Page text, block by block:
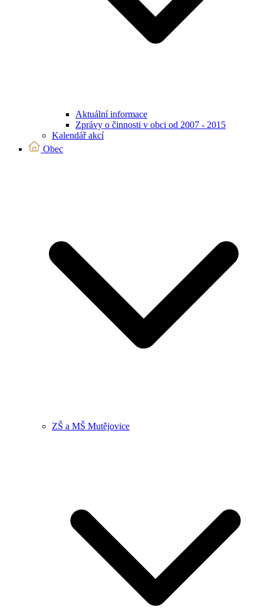
Aktuální informace
Zprávy o činnosti v obci od 2007 - 2015
Kalendář akcí
Obec
ZŠ a MŠ Mutějovice